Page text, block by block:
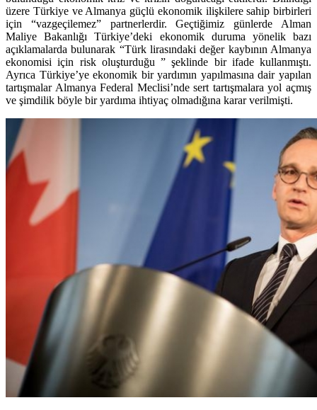
üzere Türkiye ve Almanya güçlü ekonomik ilişkilere sahip birbirleri
için “vazgeçilemez” partnerlerdir. Geçtiğimiz günlerde Alman
Maliye Bakanlığı Türkiye’deki ekonomik duruma yönelik bazı
açıklamalarda bulunarak “Türk lirasındaki değer kaybının Almanya
ekonomisi için risk oluşturduğu ” şeklinde bir ifade kullanmıştı.
Ayrıca Türkiye’ye ekonomik bir yardımın yapılmasına dair yapılan
tartışmalar Almanya Federal Meclisi’nde sert tartışmalara yol açmış
ve şimdilik böyle bir yardıma ihtiyaç olmadığına karar verilmişti.